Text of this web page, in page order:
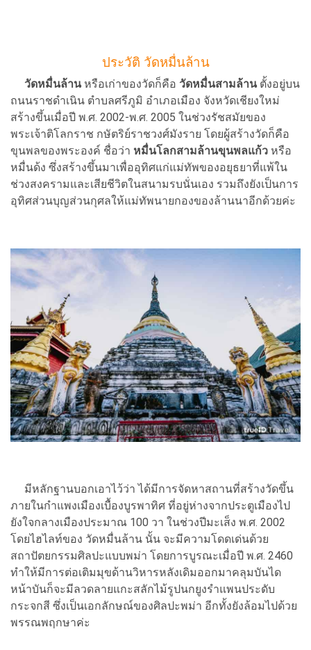
ประวัติ วัดหมื่นล้าน
วัดหมื่นล้านหรือเก่าของวัดก็คือ วัดหมื่นสามล้านตั้งอยู่บน
ถนนราชดำเนิน ตำบลศรีภูมิ อำเภอเมือง จังหวัดเชียงใหม่
สร้างขึ้นเมื่อปี พ.ศ. 2002-พ.ศ. 2005 ในช่วงรัชสมัยของ
พระเจ้าติโลกราช กษัตริย์ราชวงศ์มังราย โดยผู้สร้างวัดก็คือ
ขุนพลของพระองค์ ชื่อว่า หมื่นโลกสามล้านขุนพลแก้ว หรือ
หมื่นด้ง ซึ่งสร้างขึ้นมาเพื่ออุทิศแก่แม่ทัพของอยุธยาที่แพ้ใน
ช่วงสงครามและเสียชีวิตในสนามรบนั่นเอง รวมถึงยังเป็นการ
อุทิศส่วนบุญส่วนกุศลให้แม่ทัพนายกองของล้านนาอีกด้วยค่ะ
มีหลักฐานบอกเอาไว้ว่า ได้มีการจัดหาสถานที่สร้างวัดขึ้น
ภายในกำแพงเมืองเบื้องบูรพาทิศ ที่อยู่ห่างจากประตูเมืองไป
ยังใจกลางเมืองประมาณ 100 วา ในช่วงปีมะเส็ง พ.ศ. 2002
โดยไฮไลท์ของ วัดหมื่นล้าน นั้น จะมีความโดดเด่นด้วย
สถาปัตยกรรมศิลปะแบบพม่า โดยการบูรณะเมื่อปี พ.ศ. 2460
ทำให้มีการต่อเติมมุขด้านวิหารหลังเดิมออกมาคลุมบันได
หน้าบันก็จะมีลวดลายแกะสลักไม้รูปนกยูงรำแพนประดับ
กระจกสี ซึ่งเป็นเอกลักษณ์ของศิลปะพม่า อีกทั้งยังล้อมไปด้วย
พรรณพฤกษาค่ะ